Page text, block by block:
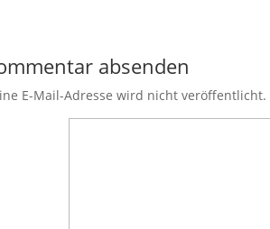
absenden
E-Mail-Adresse wird nicht veröffentlicht.